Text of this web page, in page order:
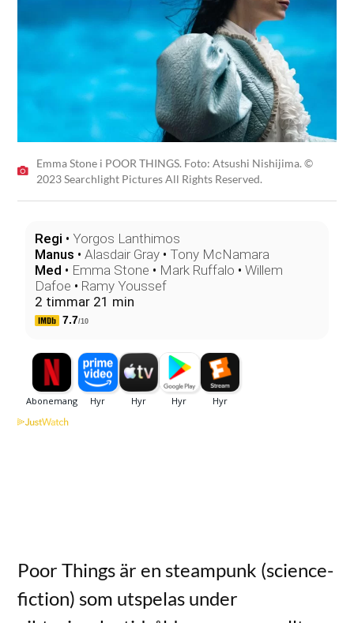
Emma Stone i POOR THINGS. Foto: Atsushi Nishijima. ©
2023 Searchlight Pictures All Rights Reserved.
Regi • Yorgos Lanthimos
Manus •Alasdair Gray • Tony McNamara
Med • Emma Stone • Mark Ruffalo •Willem
Dafoe • Ramy Youssef
2 timmar 21 min
7.7/10
Poor Things är en steampunk (science-
fiction) som utspelas under